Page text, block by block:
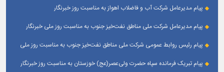
پیام مدیرعامل شرکت آب و فاضلاب اهواز به مناسبت روز خبرنگار
پیام مدیرعامل شركت ملی مناطق نفت‌خیز جنوب به مناسبت روز ملی خبرنگار
پیام رئیس روابط عمومی شركت ملی مناطق نفت‌خیز جنوب به مناسبت روز ملی
پیام تبریک فرمانده سپاه حضرت ولی‌عصر(عج) خوزستان به مناسبت روز خبرنگار